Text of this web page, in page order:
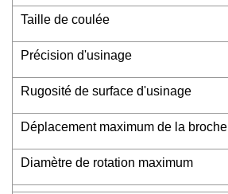
Taille de coulée
Précision d'usinage
Rugosité de surface d'usinage
Déplacement maximum de la broche
Diamètre de rotation maximum